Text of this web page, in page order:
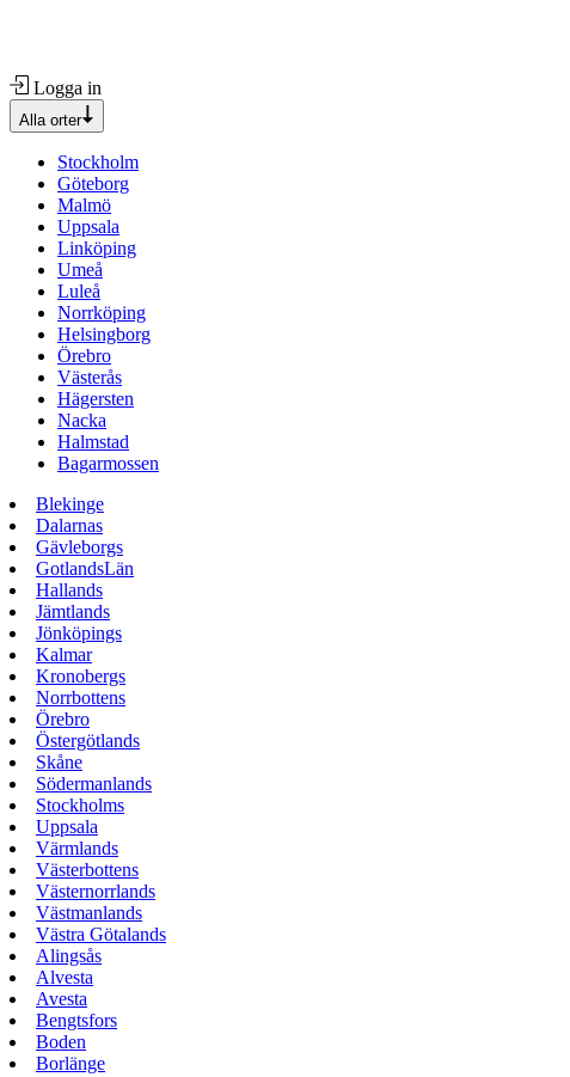
Logga in
Alla orter
Stockholm
Göteborg
Malmö
Uppsala
Linköping
Umeå
Luleå
Norrköping
Helsingborg
Örebro
Västerås
Hägersten
Nacka
Halmstad
Bagarmossen
Blekinge
Dalarnas
Gävleborgs
GotlandsLän
Hallands
Jämtlands
Jönköpings
Kalmar
Kronobergs
Norrbottens
Örebro
Östergötlands
Skåne
Södermanlands
Stockholms
Uppsala
Värmlands
Västerbottens
Västernorrlands
Västmanlands
Västra Götalands
Alingsås
Alvesta
Avesta
Bengtsfors
Boden
Borlänge